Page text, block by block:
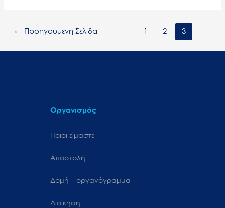
← Προηγούμενη Σελίδα 1 2 3
Οργανισμός
Ποιοι είμαστε
Αποστολή
Δομή – οργανόγραμμα
Διοίκηση